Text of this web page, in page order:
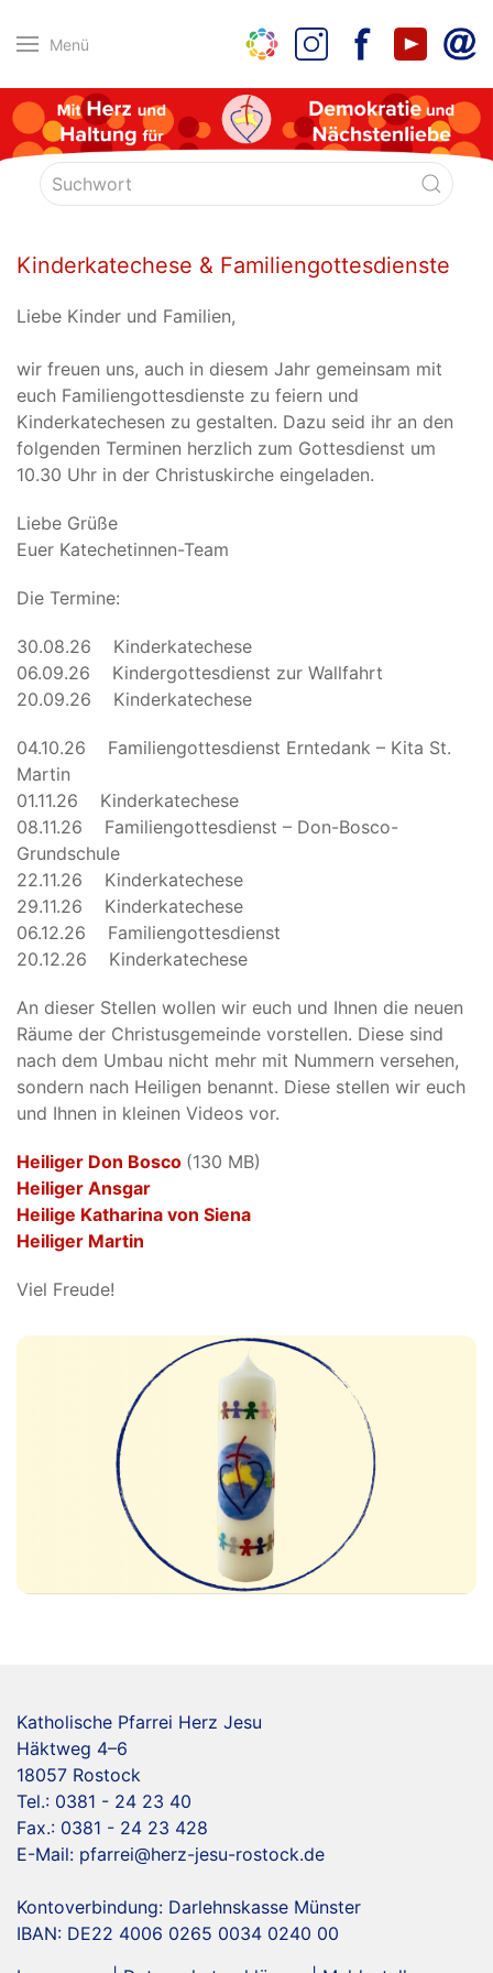
Menü
Kinderkatechese & Familiengottesdienste
Liebe Kinder und Familien,
wir freuen uns, auch in diesem Jahr gemeinsam mit
euch Familiengottesdienste zu feiern und
Kinderkatechesen zu gestalten. Dazu seid ihr an den
folgenden Terminen herzlich zum Gottesdienst um
10.30 Uhr in der Christuskirche eingeladen.
Liebe Grüße
Euer Katechetinnen-Team
Die Termine:
30.08.26 Kinderkatechese
06.09.26 Kindergottesdienst zur Wallfahrt
20.09.26 Kinderkatechese
04.10.26 Familiengottesdienst Erntedank – Kita St.
Martin
01.11.26 Kinderkatechese
08.11.26 Familiengottesdienst – Don-Bosco-
Grundschule
22.11.26 Kinderkatechese
29.11.26 Kinderkatechese
06.12.26 Familiengottesdienst
20.12.26 Kinderkatechese
An dieser Stellen wollen wir euch und Ihnen die neuen
Räume der Christusgemeinde vorstellen. Diese sind
nach dem Umbau nicht mehr mit Nummern versehen,
sondern nach Heiligen benannt. Diese stellen wir euch
und Ihnen in kleinen Videos vor.
Heiliger Don Bosco (130 MB)
Heiliger Ansgar
Heilige Katharina von Siena
Heiliger Martin
Viel Freude!
Katholische Pfarrei Herz Jesu
Häktweg 4–6
18057 Rostock
Tel.: 0381 - 24 23 40
Fax.: 0381 - 24 23 428
E-Mail: pfarrei@herz-jesu-rostock.de
Kontoverbindung: Darlehnskasse Münster
IBAN: DE22 4006 0265 0034 0240 00